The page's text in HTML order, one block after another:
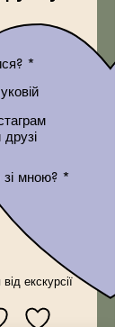
*
зі мною? *
екскурсії